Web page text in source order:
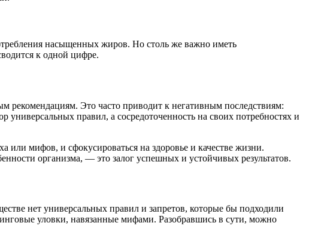
насыщенных жиров. Но столь же важно иметь
к одной цифре.
рекомендациям. Это часто приводит к негативным последствиям:
правил, а сосредоточенность на своих потребностях и
или мифов, и сфокусироваться на здоровье и качестве жизни.
организма, — это залог успешных и устойчивых результатов.
нет универсальных правил и запретов, которые бы подходили
уловки, навязанные мифами. Разобравшись в сути, можно